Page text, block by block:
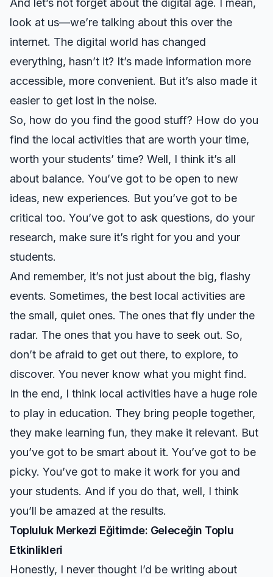
And let’s not forget about the digital age. I mean,
look at us—we’re talking about this over the
internet. The digital world has changed
everything, hasn’t it? It’s made information more
accessible, more convenient. But it’s also made it
easier to get lost in the noise.
So, how do you find the good stuff? How do you
find the local activities that are worth your time,
worth your students’ time? Well, I think it’s all
about balance. You’ve got to be open to new
ideas, new experiences. But you’ve got to be
critical too. You’ve got to ask questions, do your
research, make sure it’s right for you and your
students.
And remember, it’s not just about the big, flashy
events. Sometimes, the best local activities are
the small, quiet ones. The ones that fly under the
radar. The ones that you have to seek out. So,
don’t be afraid to get out there, to explore, to
discover. You never know what you might find.
In the end, I think local activities have a huge role
to play in education. They bring people together,
they make learning fun, they make it relevant. But
you’ve got to be smart about it. You’ve got to be
picky. You’ve got to make it work for you and
your students. And if you do that, well, I think
you’ll be amazed at the results.
Topluluk Merkezi Eğitimde: Geleceğin Toplu
Etkinlikleri
Honestly, I never thought I’d be writing about